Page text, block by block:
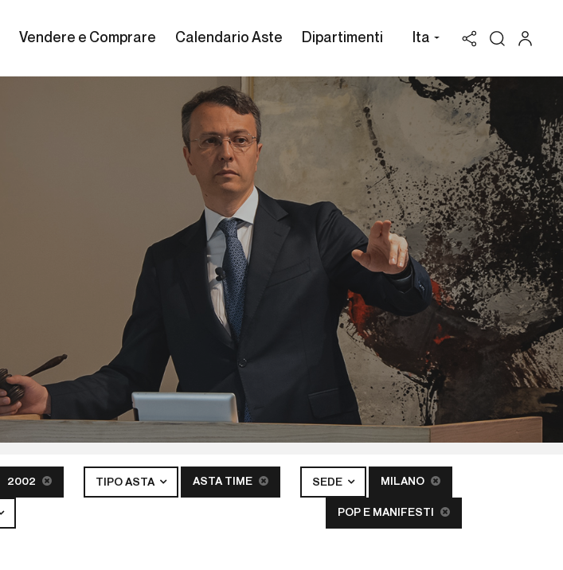
Vendere e Comprare Calendario Aste Dipartimenti Ita
2002 TIPO ASTA ASTA TIME SEDE MILANO
POP E MANIFESTI